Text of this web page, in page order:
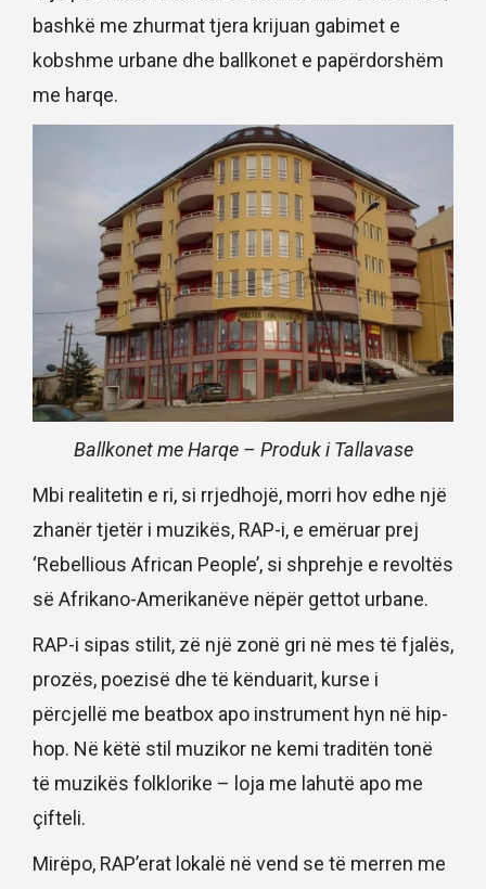
bashkë me zhurmat tjera krijuan gabimet e
kobshme urbane dhe ballkonet e papërdorshëm
me harqe.
Ballkonet me Harqe – Produk i Tallavase
Mbi realitetin e ri, si rrjedhojë, morri hov edhe një
zhanër tjetër i muzikës, RAP-i, e emëruar prej
‘Rebellious African People’, si shprehje e revoltës
së Afrikano-Amerikanëve nëpër gettot urbane.
RAP-i sipas stilit, zë një zonë gri në mes të fjalës,
prozës, poezisë dhe të kënduarit, kurse i
përcjellë me beatbox apo instrument hyn në hip-
hop. Në këtë stil muzikor ne kemi traditën tonë
të muzikës folklorike – loja me lahutë apo me
çifteli.
Mirëpo, RAP’erat lokalë në vend se të merren me